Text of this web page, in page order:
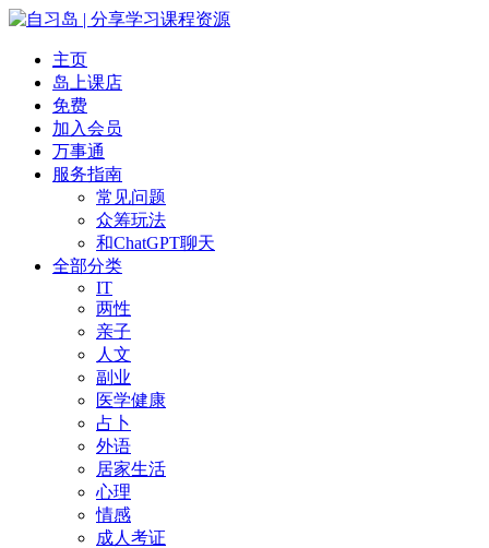
主页
岛上课店
免费
加入会员
万事通
服务指南
常见问题
众筹玩法
和ChatGPT聊天
全部分类
IT
两性
亲子
人文
副业
医学健康
占卜
外语
居家生活
心理
情感
成人考证